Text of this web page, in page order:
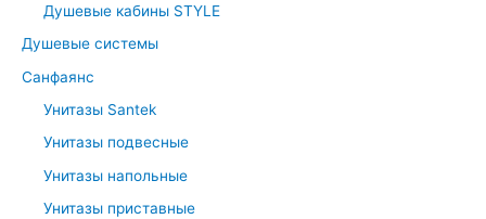
Душевые кабины STYLE
Душевые системы
Санфаянс
Унитазы Santek
Унитазы подвесные
Унитазы напольные
Унитазы приставные